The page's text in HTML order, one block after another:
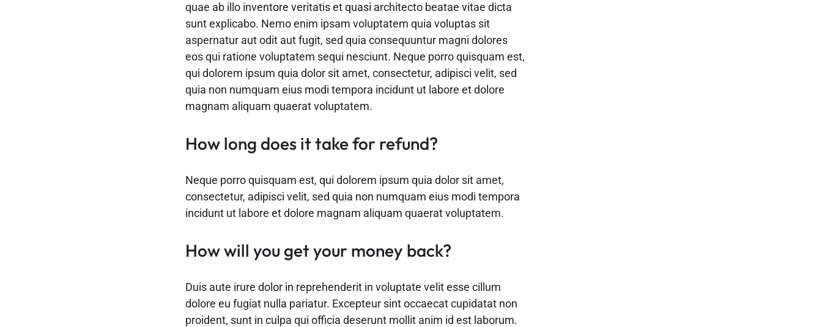
quae ab illo inventore veritatis et quasi architecto beatae vitae dicta
sunt explicabo. Nemo enim ipsam voluptatem quia voluptas sit
aspernatur aut odit aut fugit, sed quia consequuntur magni dolores
eos qui ratione voluptatem sequi nesciunt. Neque porro quisquam est,
qui dolorem ipsum quia dolor sit amet, consectetur, adipisci velit, sed
quia non numquam eius modi tempora incidunt ut labore et dolore
magnam aliquam quaerat voluptatem.
How long does it take for refund?
Neque porro quisquam est, qui dolorem ipsum quia dolor sit amet,
consectetur, adipisci velit, sed quia non numquam eius modi tempora
incidunt ut labore et dolore magnam aliquam quaerat voluptatem.
How will you get your money back?
Duis aute irure dolor in reprehenderit in voluptate velit esse cillum
dolore eu fugiat nulla pariatur. Excepteur sint occaecat cupidatat non
proident, sunt in culpa qui officia deserunt mollit anim id est laborum.